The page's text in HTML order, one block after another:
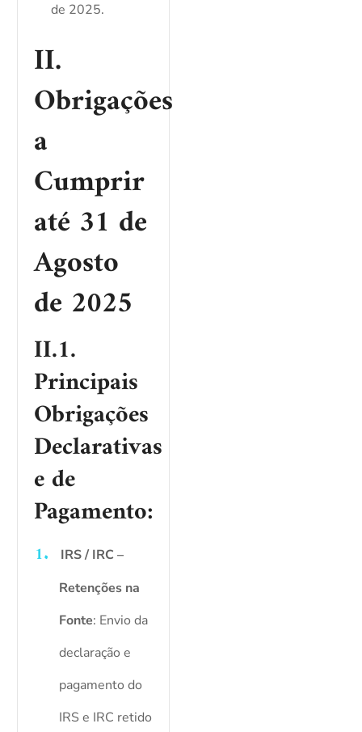
de 2025.
II.
Obrigações
a
Cumprir
até 31 de
Agosto
de 2025
II.1.
Principais
Obrigações
Declarativas
e de
Pagamento:
IRS / IRC –
Retenções na
Fonte: Envio da
declaração e
pagamento do
IRS e IRC retido